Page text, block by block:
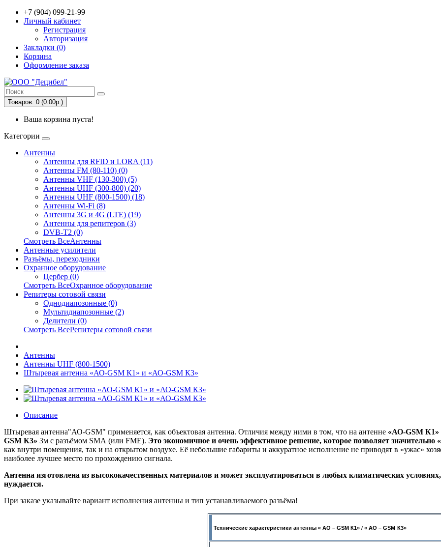
+7 (904) 099-21-99
Личный кабинет
Регистрация
Авторизация
Закладки (0)
Корзина
Оформление заказа
Товаров: 0 (0.00р.)
Ваша корзина пуста!
Категории
Антенны
Антенны для RFID и LORA (11)
Антенны FM (80-110) (0)
Антенны VHF (130-300) (5)
Антенны UHF (300-800) (20)
Антенны UHF (800-1500) (18)
Антенны Wi-Fi (8)
Антенны 3G и 4G (LTE) (19)
Антенны для репитеров (3)
DVB-T2 (0)
Смотреть ВсеАнтенны
Антенные усилители
Разъёмы, переходники
Охранное оборудование
Цербер (0)
Смотреть ВсеОхранное оборудование
Репитеры сотовой связи
Однодиапозонные (0)
Мультидиапозонные (2)
Делители (0)
Смотреть ВсеРепитеры сотовой связи
Антенны
Антенны UHF (800-1500)
Штыревая антенна «АО-GSM К1» и «АО-GSM К3»
Описание
Штыревая антенна"АО-GSM" применяется, как объектовая антенна. Отличия между ними в том, что на антенне «АО-GSM К1»
GSM К3» 3м с разъёмом SMA (или FME). Это экономичное и очень эффективное решение, которое позволяет
как внутри помещения, так и на открытом воздухе. Её небольшие габариты и аккуратное исполнение не приводят в «ужас»
наиболее лучшее место по прохождению сигнала.
Антенна изготовлена из высококачественных материалов и может эксплуатироваться в любых климатических
нуждается.
При заказе указывайте вариант исполнения антенны и тип устанавливаемого разъёма!
Технические характеристики антенны « АО – GSM К1» / « АО – GSM К3»